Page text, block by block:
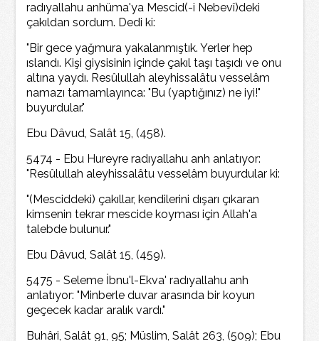
radıyallahu anhüma'ya Mescid(-i Nebevî)deki
çakıldan sordum. Dedi ki:
"Bir gece yağmura yakalanmıştık. Yerler hep
ıslandı. Kişi giysisinin içinde çakıl taşı taşıdı ve onu
altına yaydı. Resûlullah aleyhissalâtu vesselâm
namazı tamamlayınca: "Bu (yaptığınız) ne iyi!"
buyurdular."
Ebu Dâvud, Salât 15, (458).
5474 - Ebu Hureyre radıyallahu anh anlatıyor:
"Resûlullah aleyhissalâtu vesselâm buyurdular ki:
"(Mesciddeki) çakıllar, kendilerini dışarı çıkaran
kimsenin tekrar mescide koyması için Allah'a
talebde bulunur."
Ebu Dâvud, Salât 15, (459).
5475 - Seleme İbnu'l-Ekva' radıyallahu anh
anlatıyor: "Minberle duvar arasında bir koyun
geçecek kadar aralık vardı."
Buhâri, Salât 91, 95; Müslim, Salât 263, (509); Ebu